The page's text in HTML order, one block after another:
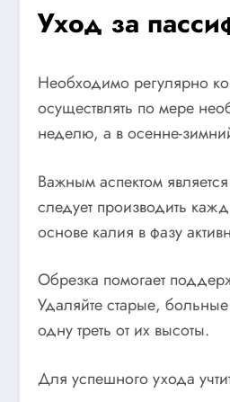
Уход за
Необходимо регулярно
осуществлять по мере
неделю, а в осенне-
Важным аспектом
следует производить
основе калия в фазу
Обрезка помогает
Удаляйте старые,
одну треть от их высоты.
Для успешного ухода